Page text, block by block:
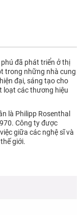
đã phát triển ở thị
trong những nhà cung
đại, sáng tạo cho
loạt các thương hiệu
là Philipp Rosenthal
Công ty được
giữa các nghệ sĩ và
giới.